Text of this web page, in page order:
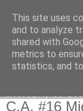
C.A. #16
This site uses
and to analyze
shared with
metrics to
statistics, and